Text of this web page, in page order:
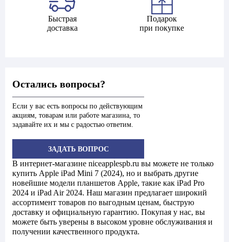
Быстрая
доставка
Подарок
при покупке
Остались вопросы?
Если у вас есть вопросы по действующим
акциям, товарам или работе магазина, то
задавайте их и мы с радостью ответим.
ЗАДАТЬ ВОПРОС
В интернет-магазине niceapplespb.ru вы можете не только
купить Apple iPad Mini 7 (2024), но и выбрать другие
новейшие модели планшетов Apple, такие как iPad Pro
2024 и iPad Air 2024. Наш магазин предлагает широкий
ассортимент товаров по выгодным ценам, быструю
доставку и официальную гарантию. Покупая у нас, вы
можете быть уверены в высоком уровне обслуживания и
получении качественного продукта.